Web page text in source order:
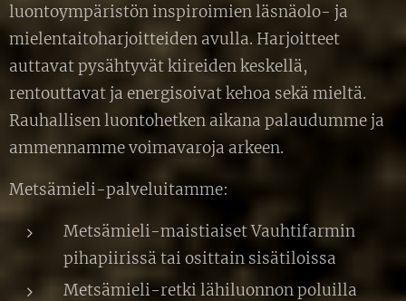
luontoympäristön inspiroimien läsnäolo- ja
mielentaitoharjoitteiden avulla. Harjoitteet
auttavat pysähtyvät kiireiden keskellä,
rentouttavat ja energisoivat kehoa sekä mieltä.
Rauhallisen luontohetken aikana palaudumme ja
ammennamme voimavaroja arkeen.
Metsämieli-palveluitamme:
Metsämieli-maistiaiset Vauhtifarmin
pihapiirissä tai osittain sisätiloissa
Metsämieli-retki lähiluonnon poluilla